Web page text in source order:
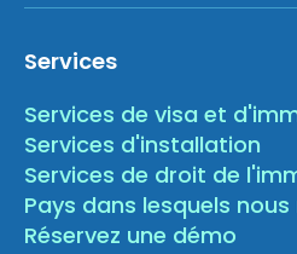
Services
Services de visa et
Services d'installation
Services de droit de
Pays dans lesquels
Réservez une démo